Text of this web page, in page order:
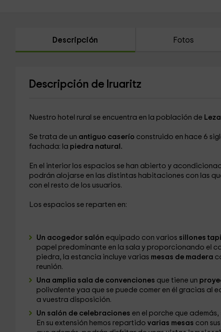
Descripción Fotos
Descripción de Iruaritz
Nuestro hotel rural se encuentra en la población de
Se trata de un antiguo caserío construido en hace 6
fachada: la piedra natural.
En el interior los espacios se han abierto y
podrán alojarse en las distintas habitaciones con las
con el resto de los usuarios.
Los espacios se reparten en:
Un acogedor salón equipado con varios sillones
papel predominante en la sala y proporcionando el
piedra, la estancia incluye varias mesas de madera
reunión.
Una amplia sala de convenciones que tiene un
polivalente yaa que se puede comer en él gracias al
a vuestra disposición.
Un salón de celebraciones en el porche que además,
En su extensión hemos repartido varias mesas con